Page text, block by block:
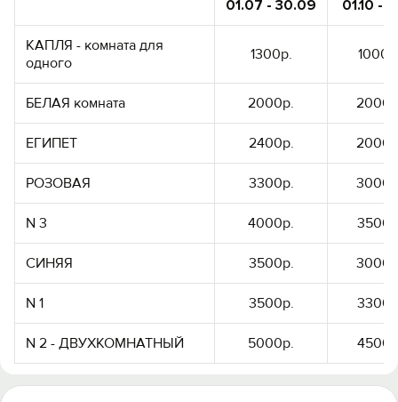
01.07 - 30.09 01.10 -
КАПЛЯ - комната для
одного
1300р.
БЕЛАЯ комната 2000р.
ЕГИПЕТ 2400р.
РОЗОВАЯ 3300р.
N 3 4000р.
СИНЯЯ 3500р.
N 1 3500р.
N 2 - ДВУХКОМНАТНЫЙ 5000р.